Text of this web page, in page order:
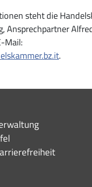
steht die
Ansprechpartner
Mail:
.